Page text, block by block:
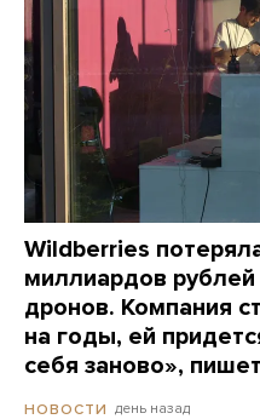
Wildberries
миллиардов рублей
дронов. Компания
на годы, ей
себя заново»,
НОВОСТИ день назад